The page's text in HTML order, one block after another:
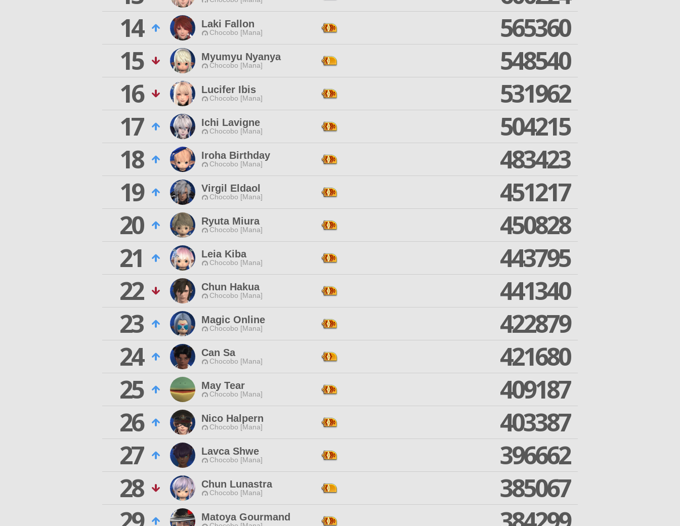
14
Laki Fallon
Chocobo [Mana]
565360
15
Myumyu Nyanya
Chocobo [Mana]
548540
16
Lucifer Ibis
Chocobo [Mana]
531962
17
Ichi Lavigne
Chocobo [Mana]
504215
18
Iroha Birthday
Chocobo [Mana]
483423
19
Virgil Eldaol
Chocobo [Mana]
451217
20
Ryuta Miura
Chocobo [Mana]
450828
21
Leia Kiba
Chocobo [Mana]
443795
22
Chun Hakua
Chocobo [Mana]
441340
23
Magic Online
Chocobo [Mana]
422879
24
Can Sa
Chocobo [Mana]
421680
25
May Tear
Chocobo [Mana]
409187
26
Nico Halpern
Chocobo [Mana]
403387
27
Lavca Shwe
Chocobo [Mana]
396662
28
Chun Lunastra
Chocobo [Mana]
385067
Matoya Gourmand